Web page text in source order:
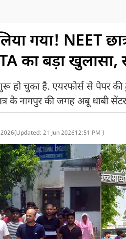
गया! NEET
का बड़ा
हो चुका है. एयरफोर्स से पेपर
के नागपुर की जगह अबू धाबी
(Updated: 21 Jun 202612:51 PM )